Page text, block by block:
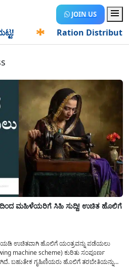
JOIN US
Ration Distribution-
ಮಹಿಳೆಯರಿಗೆ ಸಿಹಿ ಸುದ್ದಿ! ಉಚಿತ ಹೊಲಿಗೆ
ಉಚಿತವಾಗಿ ಹೊಲಿಗೆ ಯಂತ್ರವನ್ನು ಪಡೆಯಲು
machine scheme) ಕುರಿತು ಸಂಪೂರ್ಣ
ಬಹುತೇಕ ಗೃಹಿಣಿಯರು ಹೊಲಿಗೆ ತರಬೇತಿಯನ್ನು